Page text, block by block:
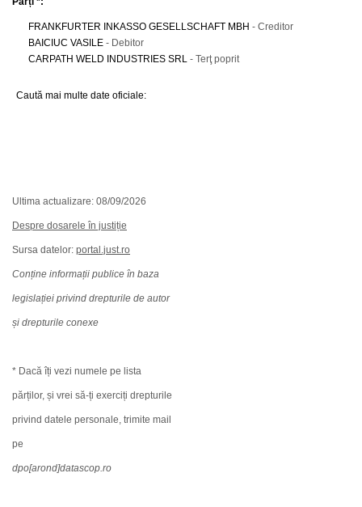
FRANKFURTER INKASSO GESELLSCHAFT MBH - Creditor
BAICIUC VASILE - Debitor
CARPATH WELD INDUSTRIES SRL - Terţ poprit
Caută mai multe date oficiale:
Ultima actualizare: 08/09/2026
Despre dosarele în justiție
Sursa datelor: portal.just.ro
Conține informații publice în baza
legislației privind drepturile de autor
și drepturile conexe
* Dacă îți vezi numele pe lista
părților, și vrei să-ți exerciți drepturile
privind datele personale, trimite mail
pe
dpo[arond]datascop.ro